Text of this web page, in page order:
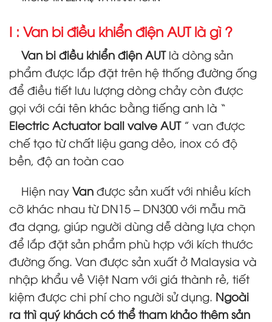
I : Van bi điều khiển điện AUT là gì ?
Van bi điều khiển điện AUTlà dòng sản
phẩm được lắp đặt trên hệ thống đường ống
để điều tiết lưu lượng dòng chảy còn được
gọi với cái tên khác bằng tiếng anh là “
Electric Actuator ball valve AUT ” van được
chế tạo từ chất liệu gang dẻo, inox có độ
bền, độ an toàn cao
Hiện nay Van được sản xuất với nhiều kích
cỡ khác nhau từ DN15 – DN300 với mẫu mã
đa dạng, giúp người dùng dễ dàng lựa chọn
để lắp đặt sản phẩm phù hợp với kích thước
đường ống. Van được sản xuất ở Malaysia và
nhập khẩu về Việt Nam với giá thành rẻ, tiết
kiệm được chi phí cho người sử dụng. Ngoài
ra thì quý khách có thể tham khảo thêm sản